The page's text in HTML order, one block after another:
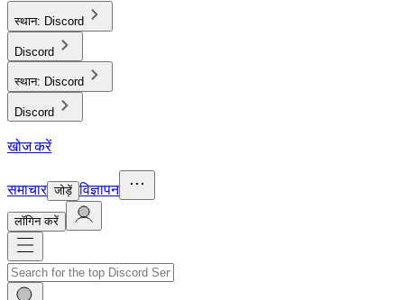
स्थान: Discord
Discord
स्थान: Discord
Discord
खोज करें
समाचार जोड़ें विज्ञापन
लाॅगिन करें